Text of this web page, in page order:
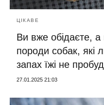
ЦІКАВЕ
Ви вже обідаєте,
породи собак, які
запах їжі не
27.01.2025 21:03